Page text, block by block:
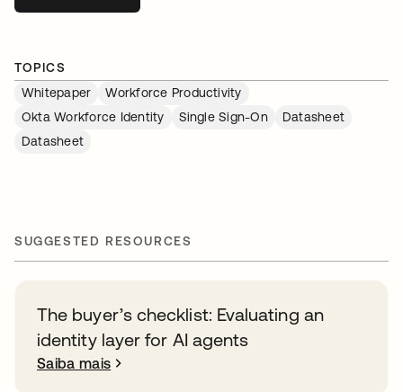
TOPICS
Whitepaper
Workforce Productivity
Okta Workforce Identity
Single Sign-On
Datasheet
Datasheet
SUGGESTED RESOURCES
The buyer’s checklist: Evaluating an
identity layer for AI agents
Saiba mais